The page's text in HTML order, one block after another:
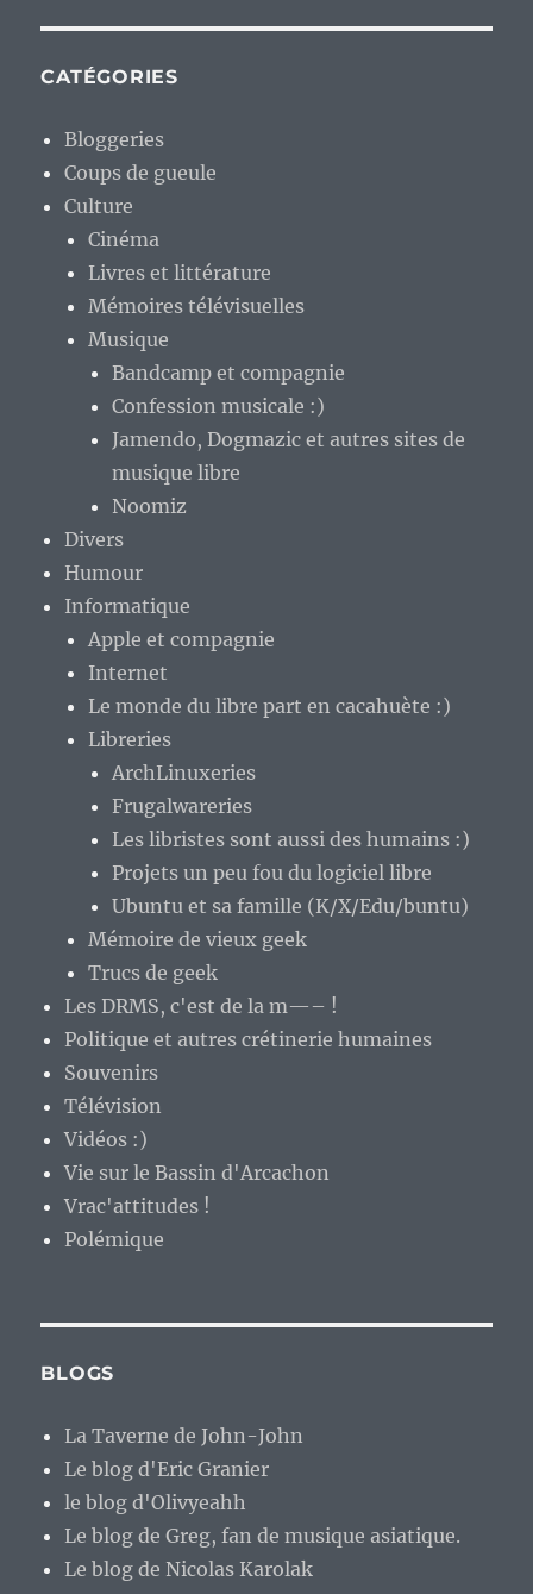
CATÉGORIES
Bloggeries
Coups de gueule
Culture
Cinéma
Livres et littérature
Mémoires télévisuelles
Musique
Bandcamp et compagnie
Confession musicale :)
Jamendo, Dogmazic et autres sites de
musique libre
Noomiz
Divers
Humour
Informatique
Apple et compagnie
Internet
Le monde du libre part en cacahuète :)
Libreries
ArchLinuxeries
Frugalwareries
Les libristes sont aussi des humains :)
Projets un peu fou du logiciel libre
Ubuntu et sa famille (K/X/Edu/buntu)
Mémoire de vieux geek
Trucs de geek
Les DRMS, c'est de la m—– !
Politique et autres crétinerie humaines
Souvenirs
Télévision
Vidéos :)
Vie sur le Bassin d'Arcachon
Vrac'attitudes !
Polémique
BLOGS
La Taverne de John-John
Le blog d'Eric Granier
le blog d'Olivyeahh
Le blog de Greg, fan de musique asiatique.
Le blog de Nicolas Karolak